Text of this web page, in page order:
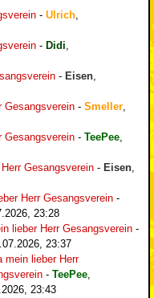
- Ulrich,
- Didi,
- Eisen,
Gesangsverein - Smeller,
Gesangsverein - TeePee,
Gesangsverein - Eisen,
Herr Gesangsverein -
23:28
lieber Herr Gesangsverein -
23:37
mein lieber Herr
- TeePee,
23:43